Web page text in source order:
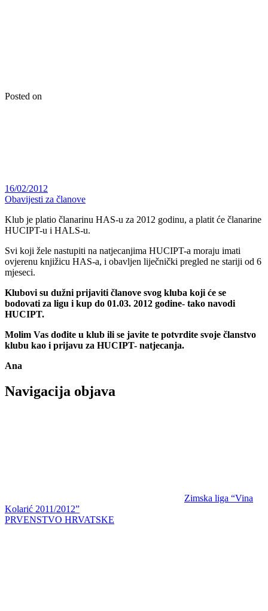
Posted on
16/02/2012
Obavijesti za članove
Klub je platio članarinu HAS-u za 2012 godinu, a platit će članarine
HUCIPT-u i HALS-u.
Svi koji žele nastupiti na natjecanjima HUCIPT-a moraju imati
ovjerenu knjižicu HAS-a, i obavljen liječnički pregled ne stariji od 6
mjeseci.
Klubovi su dužni prijaviti članove svog kluba koji će se
bodovati za ligu i kup do 01.03. 2012 godine- tako navodi
HUCIPT.
Molim Vas dođite u klub ili se javite te potvrdite svoje članstvo
klubu kao i prijavu za HUCIPT- natjecanja.
Ana
Navigacija objava
Zimska liga “Vina
Kolarić 2011/2012”
PRVENSTVO HRVATSKE